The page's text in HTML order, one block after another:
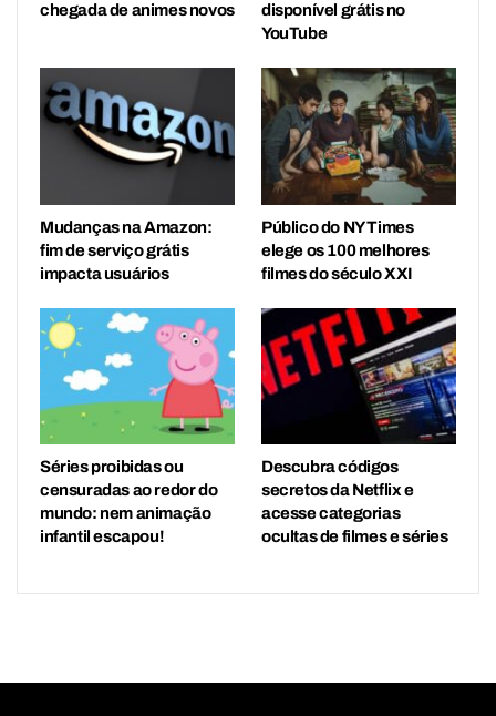
chegada de animes novos
disponível grátis no
YouTube
Mudanças na Amazon:
fim de serviço grátis
impacta usuários
Público do NY Times
elege os 100 melhores
filmes do século XXI
Séries proibidas ou
censuradas ao redor do
mundo: nem animação
infantil escapou!
Descubra códigos
secretos da Netflix e
acesse categorias
ocultas de filmes e séries